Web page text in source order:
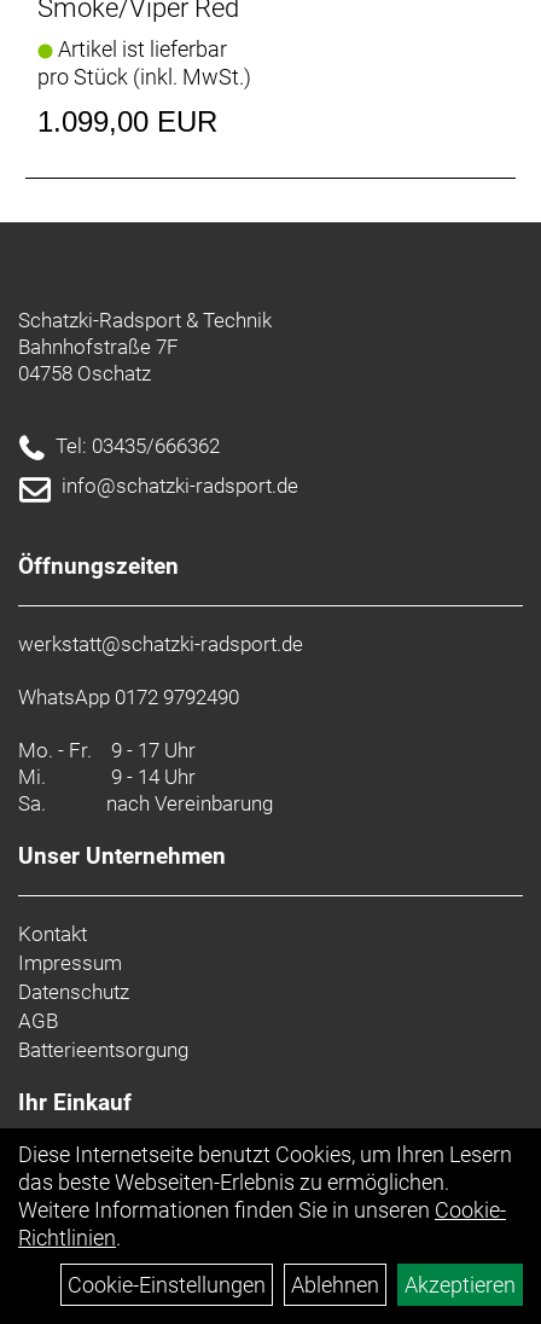
Smoke/Viper Red
Artikel ist lieferbar
pro Stück (inkl. MwSt.)
1.099,00 EUR
Schatzki-Radsport & Technik
Bahnhofstraße 7F
04758 Oschatz
Tel: 03435/666362
info@schatzki-radsport.de
Öffnungszeiten
werkstatt@schatzki-radsport.de
WhatsApp 0172 9792490
Mo. - Fr. 9 - 17 Uhr
Mi.
9 - 14 Uhr
Sa.
nach Vereinbarung
Unser Unternehmen
Kontakt
Impressum
Datenschutz
AGB
Batterieentsorgung
Ihr Einkauf
Top Artikel
Diese Internetseite benutzt Cookies, um Ihren Lesern
das beste Webseiten-Erlebnis zu ermöglichen.
Weitere Informationen finden Sie in unseren Cookie-
Richtlinien.
Cookie-Einstellungen
Ablehnen Akzeptieren